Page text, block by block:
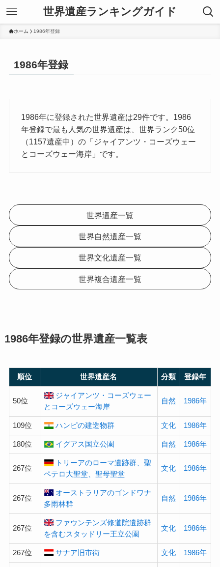
世界遺産ランキングガイド
ホーム 1986年登録
1986年登録
1986年に登録された世界遺産は29件です。1986
年登録で最も人気の世界遺産は、世界ランク50位
（1157遺産中）の「ジャイアンツ・コーズウェー
とコーズウェー海岸」です。
世界遺産一覧
世界自然遺産一覧
世界文化遺産一覧
世界複合遺産一覧
1986年登録の世界遺産一覧表
順位 世界遺産名 分類 登録年
50位
ジャイアンツ・コーズウェー
とコーズウェー海岸
自然 1986年
109位 ハンピの建造物群 文化 1986年
180位 イグアス国立公園 自然 1986年
267位
トリーアのローマ遺跡群、聖
ペテロ大聖堂、聖母聖堂
文化 1986年
267位
オーストラリアのゴンドワナ
多雨林群
自然 1986年
267位
ファウンテンズ修道院遺跡群
を含むスタッドリー王立公園
文化 1986年
267位 サナア旧市街 文化 1986年